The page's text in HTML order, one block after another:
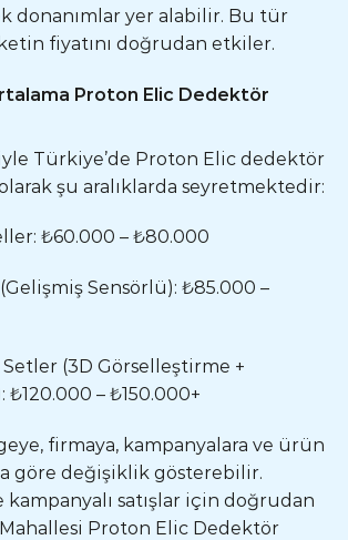
donanımlar yer alabilir. Bu tür
fiyatını doğrudan etkiler.
Proton Elic Dedektör
Türkiye’de Proton Elic dedektör
şu aralıklarda seyretmektedir:
₺60.000 – ₺80.000
Sensörlü): ₺85.000 –
(3D Görselleştirme +
₺120.000 – ₺150.000+
firmaya, kampanyalara ve ürün
göre değişiklik gösterebilir.
satışlar için doğrudan
Proton Elic Dedektör